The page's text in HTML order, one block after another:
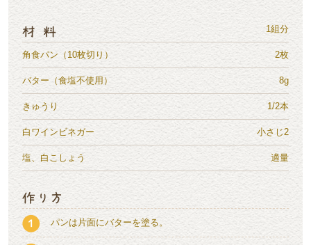
1組分
角食パン（10枚切り） 2枚
バター（食塩不使用） 8g
きゅうり 1/2本
白ワインビネガー 小さじ2
塩、白こしょう 適量
パンは片面にバターを塗る。